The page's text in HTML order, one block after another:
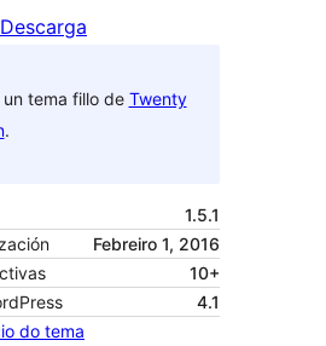
Descarga
un tema fillo de Twenty
.
1.5.1
Febreiro 1, 2016
10+
4.1
do tema